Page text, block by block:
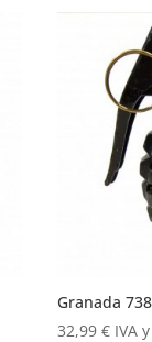
Granada 738
32,99 € IVA